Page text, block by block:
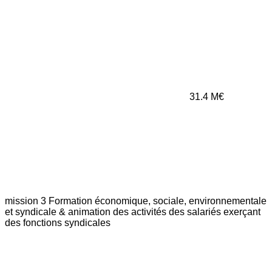
31.4 M€
mission 3 Formation économique, sociale, environnementale
et syndicale & animation des activités des salariés exerçant
des fonctions syndicales